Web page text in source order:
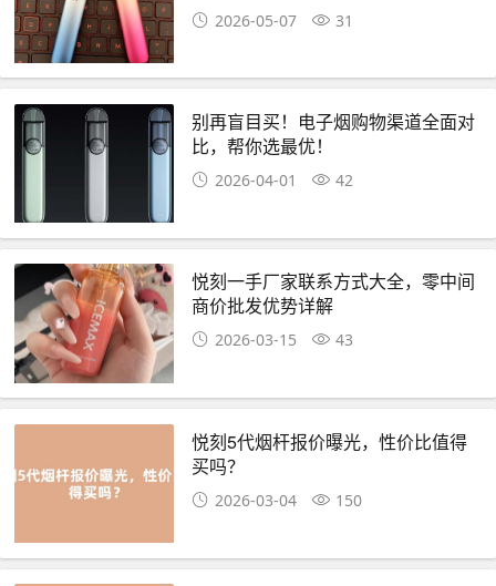
2026-05-07 31
别再盲目买！电子烟购物渠道全面对
比，帮你选最优！
2026-04-01 42
悦刻一手厂家联系方式大全，零中间
商价批发优势详解
2026-03-15 43
悦刻5代烟杆报价曝光，性价比值得
买吗？
2026-03-04 150